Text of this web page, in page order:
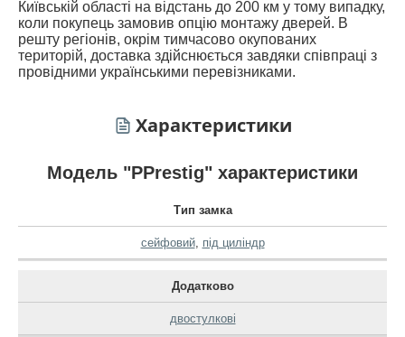
Київській області на відстань до 200 км у тому випадку,
коли покупець замовив опцію монтажу дверей. В
решту регіонів, окрім тимчасово окупованих
територій, доставка здійснюється завдяки співпраці з
провідними українськими перевізниками.
Характеристики
Модель "PPrestig" характеристики
Тип замка
сейфовий, під циліндр
Додатково
двостулкові